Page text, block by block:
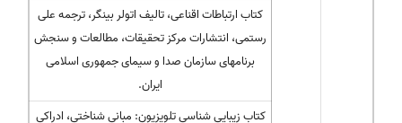
کتاب ارتباطات اقناعی، تالیف اتولر بینگر، ترجمه علی
رستمی، انتشارات مرکز تحقیقات، مطالعات و سنجش
برنامهای سازمان صدا و سیمای جمهوری اسلامی
ایران.
کتاب زیبایی شناسی تلویزیون: مبانی شناختی، ادراکی